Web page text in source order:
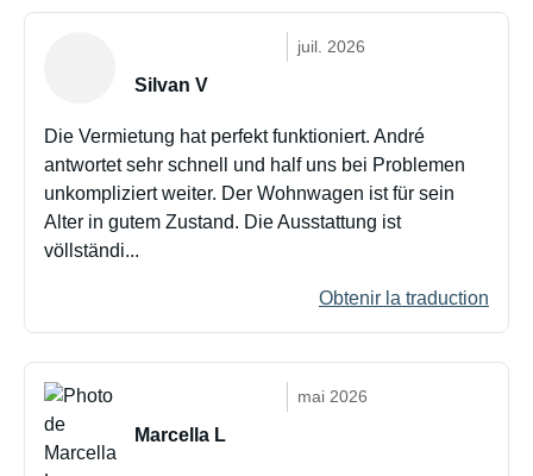
juil. 2026
Silvan V
Die Vermietung hat perfekt funktioniert. André
antwortet sehr schnell und half uns bei Problemen
unkompliziert weiter. Der Wohnwagen ist für sein
Alter in gutem Zustand. Die Ausstattung ist
völlständi...
Obtenir la traduction
mai 2026
Marcella L